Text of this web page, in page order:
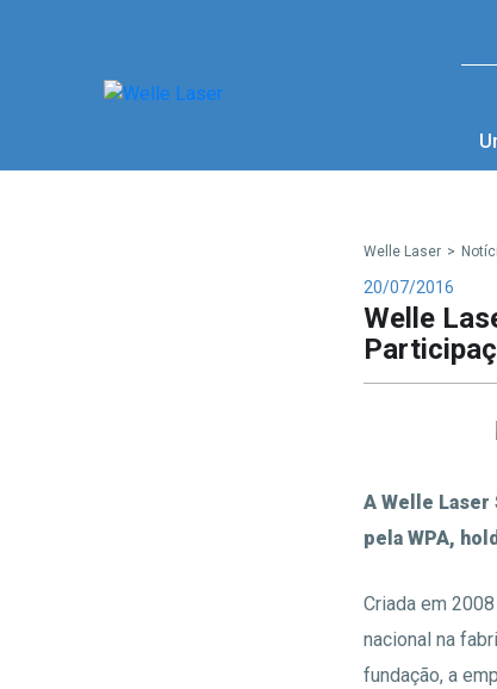
Welle Laser >
20/07/2016
Welle
A Welle
pela WPA,
Criada em
nacional na
fundação, a